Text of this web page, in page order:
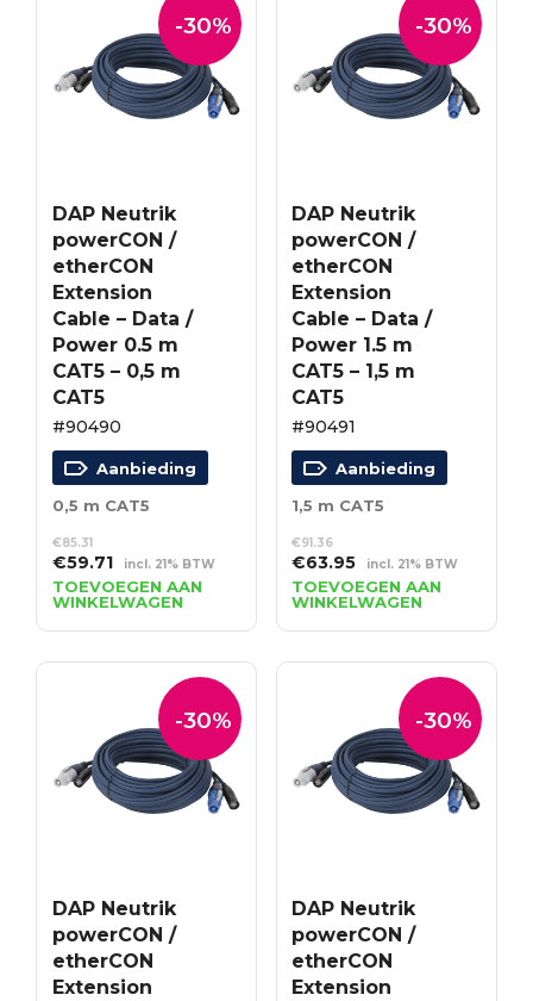
-30%
DAP Neutrik
powerCON /
etherCON
Extension
Cable – Data /
Power 0.5 m
CAT5 – 0,5 m
CAT5
#90490
Aanbieding
0,5 m CAT5
€85.31
Oorspronkelijke
prijs
was:
€85.31.
€59.71Huidige
prijs
is:
€59.71.
incl. 21% BTW
TOEVOEGEN AAN
WINKELWAGEN
-30%
DAP Neutrik
powerCON /
etherCON
Extension
Cable – Data /
Power 1.5 m
CAT5 – 1,5 m
CAT5
#90491
Aanbieding
1,5 m CAT5
€91.36
Oorspronkelijke
prijs
was:
€91.36.
€63.95Huidige
prijs
is:
€63.95.
incl. 21% BTW
TOEVOEGEN AAN
WINKELWAGEN
-30%
DAP Neutrik
powerCON /
etherCON
Extension
-30%
DAP Neutrik
powerCON /
etherCON
Extension